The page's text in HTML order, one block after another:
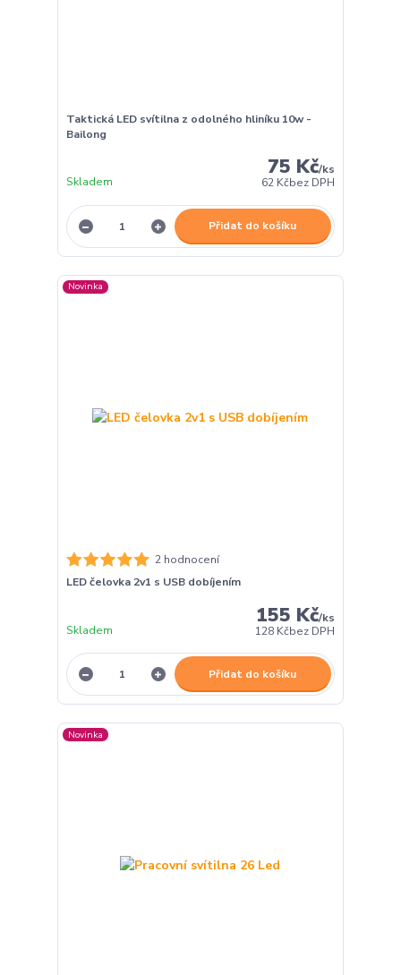
Taktická LED svítilna z odolného hliníku 10w -
Bailong
75 Kč/ks
62 Kčbez DPH
Skladem
Přidat do košíku
Novinka
2 hodnocení
LED čelovka 2v1 s USB dobíjením
155 Kč/ks
128 Kčbez DPH
Skladem
Přidat do košíku
Novinka